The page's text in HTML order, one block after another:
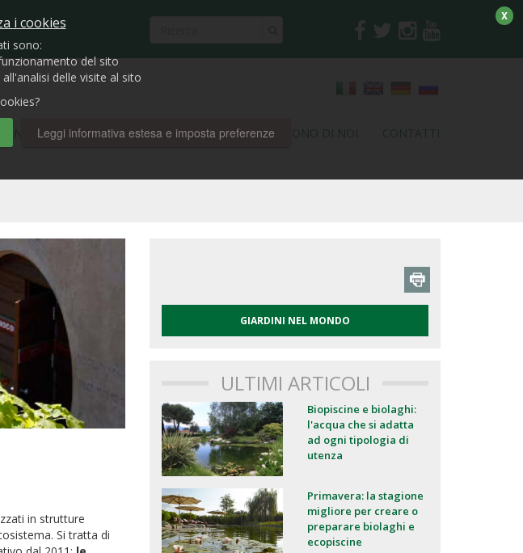
RUBRICHE AUTORI PARTNER DICONO DI NOI CONTATTI
in strutture
Si tratta di
GIARDINI NEL MONDO
ULTIMI ARTICOLI
Biopiscine e biolaghi:
l'acqua che si adatta
ad ogni tipologia di
utenza
Primavera: la stagione
migliore per creare o
preparare biolaghi e
ecopiscine
X
i cookies
sono:
del sito
delle visite al sito
Leggi informativa estesa e imposta preferenze